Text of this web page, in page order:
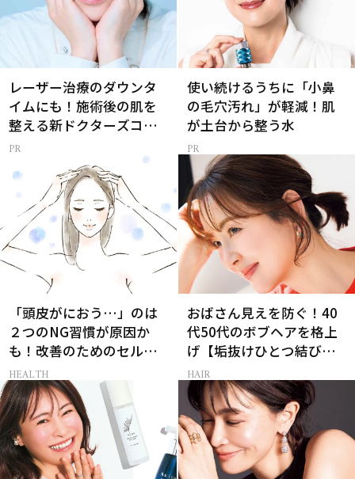
レーザー治療のダウンタ
イムにも！施術後の肌を
整える新ドクターズコス
メ
使い続けるうちに「小鼻
の毛穴汚れ」が軽減！肌
が土台から整う水
「頭皮がにおう…」のは
２つのNG習慣が原因か
も！改善のためのセルフ
ケア【医師監修】
HEALTH
おばさん見えを防ぐ！40
代50代のボブヘアを格上
げ【垢抜けひとつ結び】
のルール
HAIR